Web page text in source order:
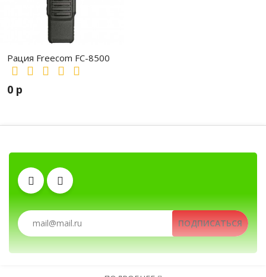
Рация Freecom FC-8500
0 р
Рации, радиостанции, рации для охоты и
Зарядные устройства
Рации, радиостанции, рации для охоты и рыбалки,
Клипсы Аккумуляторы
ПОДПИСАТЬСЯ